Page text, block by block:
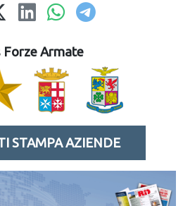
Forze Armate
STAMPA AZIENDE